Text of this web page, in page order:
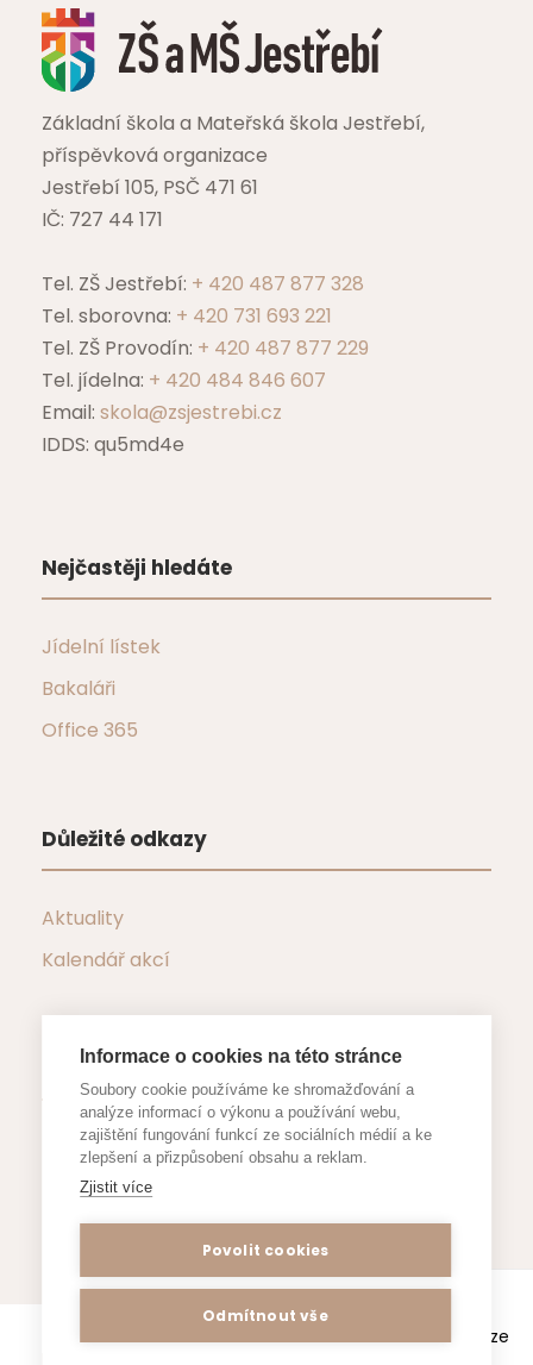
Základní škola a Mateřská škola Jestřebí,
příspěvková organizace
Jestřebí 105, PSČ 471 61
IČ: 727 44 171
Tel. ZŠ Jestřebí: + 420 487 877 328
Tel. sborovna: + 420 731 693 221
Tel. ZŠ Provodín: + 420 487 877 229
Tel. jídelna: + 420 484 846 607
Email: skola@zsjestrebi.cz
IDDS: qu5md4e
Nejčastěji hledáte
Jídelní lístek
Bakaláři
Office 365
Důležité odkazy
Aktuality
Kalendář akcí
Důležité dokumenty
Formuláře a žádosti
Webové stránky www.zsjestrebi.cz
používají k poskytování služeb a analýze
Informace o cookies na této stránce
Soubory cookie používáme ke shromažďování a
analýze informací o výkonu a používání webu,
zajištění fungování funkcí ze sociálních médií a ke
zlepšení a přizpůsobení obsahu a reklam.
Zjistit více
Povolit cookies
Odmítnout vše